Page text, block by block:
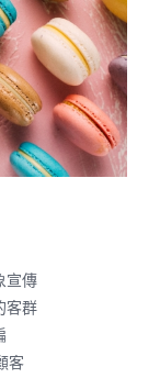
宣傳
客群
客